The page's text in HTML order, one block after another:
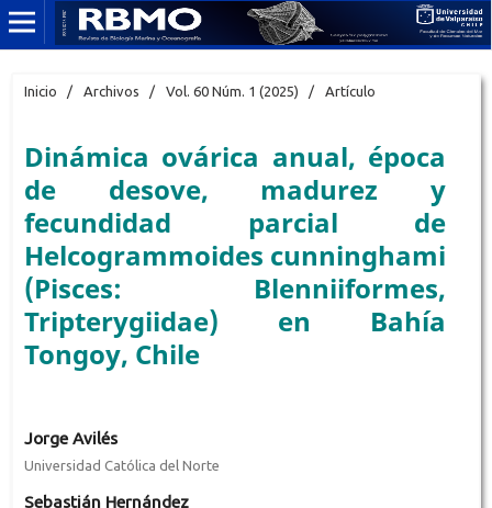
Inicio / Archivos / Vol. 60 Núm. 1 (2025) / Artículo
Dinámica ovárica anual, época
de desove, madurez y
fecundidad parcial de
Helcogrammoides cunninghami
(Pisces: Blenniiformes,
Tripterygiidae) en Bahía
Tongoy, Chile
Jorge Avilés
Universidad Católica del Norte
Sebastián Hernández